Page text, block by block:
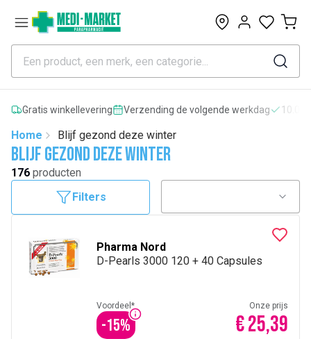
0
Gratis winkellevering Verzending de volgende werkdag
Home Blijf gezond deze winter
Blijf gezond deze winter
176 producten
Filters
Pharma Nord
D-Pearls 3000 120 + 40 Capsules
Voordeel*
-15%
Onze prijs
€ 25,39